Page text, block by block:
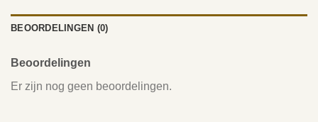
BEOORDELINGEN (0)
Beoordelingen
Er zijn nog geen beoordelingen.